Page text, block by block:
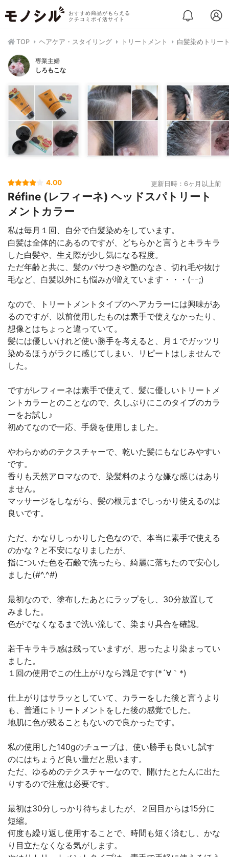
おすすめ商品がもらえる
クチコミポイ活サイト
TOP ヘアケア・スタイリング トリートメント 白髪染めトリー
専業主婦
しろもこな
4.00 更新日時：6ヶ月以上前
Réfine (レフィーネ) ヘッドスパトリート
メントカラー
私は毎月１回、自分で白髪染めをしています。
白髪は全体的にあるのですが、どちらかと言うとキラキラ
した白髪や、生え際が少し気になる程度。
ただ年齢と共に、髪のパサつきや艶のなさ、切れ毛や抜け
毛など、白髪以外にも悩みが増えています・・・(ｰｰ;)
なので、トリートメントタイプのヘアカラーには興味があ
るのですが、以前使用したものは素手で使えなかったり、
想像とはちょっと違っていて。
髪には優しいけれど使い勝手を考えると、月１でガッツリ
染めるほうがラクに感じてしまい、リピートはしませんで
した。
ですがレフィーネは素手で使えて、髪に優しいトリートメ
ントカラーとのことなので、久しぶりにこのタイプのカラ
ーをお試し♪
初めてなので一応、手袋を使用しました。
やわらかめのテクスチャーで、乾いた髪にもなじみやすい
です。
香りも天然アロマなので、染髪料のような嫌な感じはあり
ません。
マッサージをしながら、髪の根元までしっかり使えるのは
良いです。
ただ、かなりしっかりした色なので、本当に素手で使える
のかな？と不安になりましたが、
指についた色を石鹸で洗ったら、綺麗に落ちたので安心し
ました(#^.^#)
最初なので、塗布したあとにラップをし、30分放置して
みました。
色がでなくなるまで洗い流して、染まり具合を確認。
若干キラキラ感は残っていますが、思ったより染まってい
ました。
１回の使用でこの仕上がりなら満足です(*´∀｀*)
仕上がりはサラッとしていて、カラーをした後と言うより
も、普通にトリートメントをした後の感覚でした。
地肌に色が残ることもないので良かったです。
私の使用した140gのチューブは、使い勝手も良いし試す
のにはちょうど良い量だと思います。
ただ、ゆるめのテクスチャーなので、開けたとたんに出た
りするので注意は必要です。
最初は30分しっかり待ちましたが、２回目からは15分に
短縮。
何度も繰り返し使用することで、時間も短く済むし、かな
り目立たなくなる気がします。